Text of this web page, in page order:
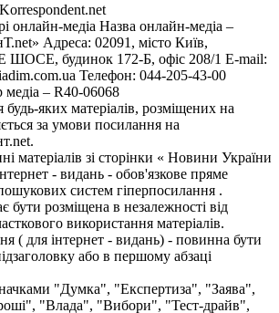
онлайн-медіа Назва онлайн-медіа –
Адреса: 02091, місто Київ,
будинок 172-Б, офіс 208/1 E-mail:
Телефон: 044-205-43-00
медіа – R40-06068
яких матеріалів, розміщених на
за умови посилання на
матеріалів зі сторінки « Новини України
- видань - обов'язкове пряме
систем гіперпосилання .
бути розміщена в незалежності від
використання матеріалів.
( для інтернет - видань) - повинна бути
або в першому абзаці
"Думка", "Експертиза", "Заява",
"Влада", "Вибори", "Тест-драйв",